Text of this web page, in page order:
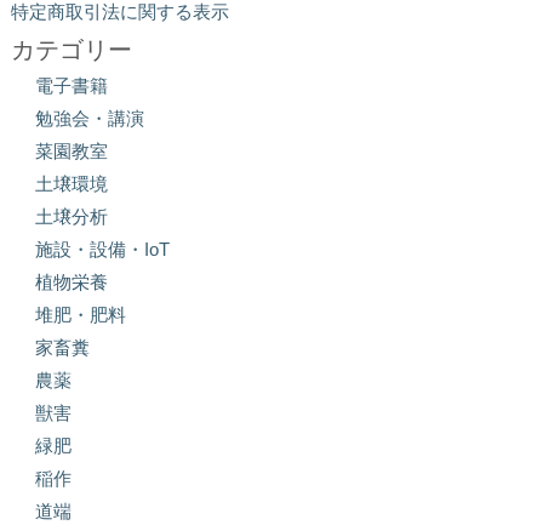
特定商取引法に関する表示
カテゴリー
電子書籍
勉強会・講演
菜園教室
土壌環境
土壌分析
施設・設備・IoT
植物栄養
堆肥・肥料
家畜糞
農薬
獣害
緑肥
稲作
道端